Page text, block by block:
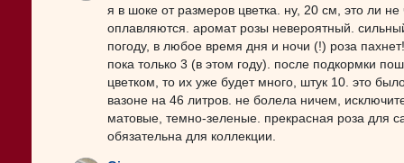
я в шоке от размеров цветка. ну, 20 см, это ли
оплавляются. аромат розы невероятный.
погоду, в любое время дня и ночи (!) роза
пока только 3 (в этом году). после подкормки
цветком, то их уже будет много, штук 10. это
вазоне на 46 литров. не болела ничем,
матовые, темно-зеленые. прекрасная роза для
обязательна для коллекции.